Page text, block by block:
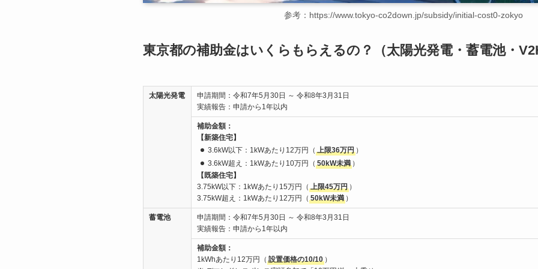
参考：https://www.tokyo-co2down.jp/subsidy/initial-cost0-zokyo
東京都の補助金はいくらもらえるの？（太陽光発電・蓄電池・
太陽光発電
申請期間：令和7年5月30日 ～ 令和8年3月31日
実績報告：申請から1年以内
補助金額：
【新築住宅】
3.6kW以下：1kWあたり12万円（
上限36万円 ）
3.6kW超え：1kWあたり10万円（ 50kW未満 ）
【既築住宅】
3.75kW以下：1kWあたり15万円（
上限45万円 ）
3.75kW超え：1kWあたり12万円（ 50kW未満 ）
蓄電池
申請期間：令和7年5月30日 ～ 令和8年3月31日
実績報告：申請から1年以内
補助金額：
1kWhあたり12万円（ 設置価格の10/10 ）